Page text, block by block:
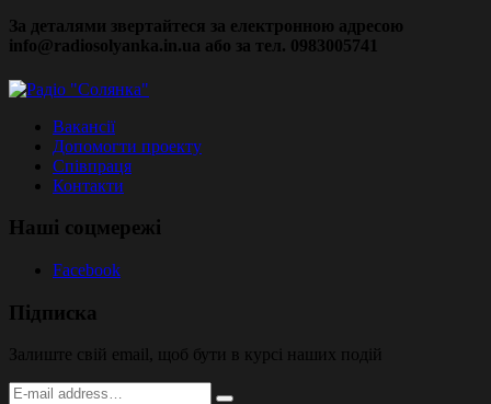
За деталями звертайтеся за електронною адресою
info@radiosolyanka.in.ua або за тел. 0983005741
Вакансії
Допомогти проекту
Співпраця
Контакти
Наші соцмережі
Facebook
Підписка
Залиште свій email, щоб бути в курсі наших подій